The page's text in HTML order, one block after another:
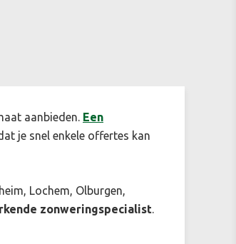
aanbieden. Een
je snel enkele offertes kan
Lochem, Olburgen,
zonweringspecialist.